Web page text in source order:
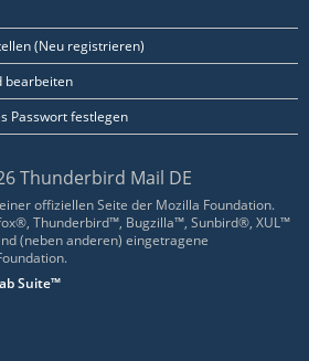
(Neu registrieren)
bearbeiten
Passwort festlegen
Thunderbird Mail DE
offiziellen Seite der Mozilla Foundation.
Thunderbird™, Bugzilla™, Sunbird®, XUL™
(neben anderen) eingetragene
Suite™